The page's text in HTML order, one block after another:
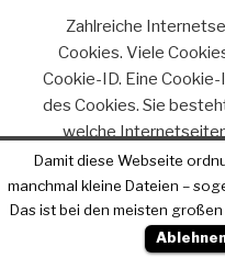
Zahlreiche
Cookies. Viele
Cookie-ID. Eine
des Cookies. Sie
welche
Internetbrowser
Cookie gespeichert
besuchten
Browser der
Damit diese Webseite
manchmal kleine Dateien –
Das ist bei den meisten